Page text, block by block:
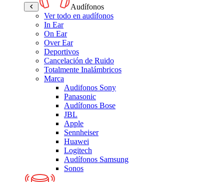
Audífonos
Ver todo en audífonos
In Ear
On Ear
Over Ear
Deportivos
Cancelación de Ruido
Totalmente Inalámbricos
Marca
Audifonos Sony
Panasonic
Audífonos Bose
JBL
Apple
Sennheiser
Huawei
Logitech
Audífonos Samsung
Sonos